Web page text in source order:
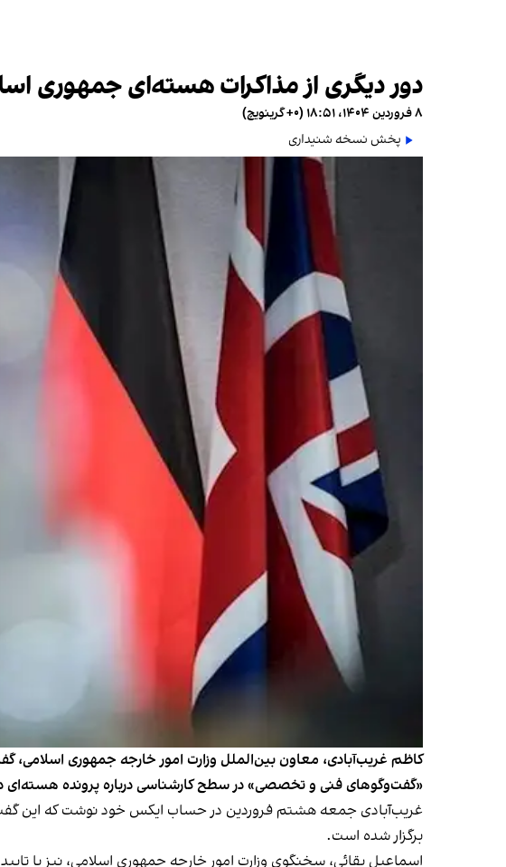
دور دیگری از مذاکرات هسته‌ای جمهوری
۸ فروردین ۱۴۰۴، ۱۸:۵۱ (‎+۰ گرینویچ)
پخش نسخه شنیداری
کاظم غریب‌آبادی، معاون بین‌الملل وزارت امور خارجه جمهوری
«گفت‌وگوهای فنی و تخصصی» در سطح کارشناسی درباره پرونده هسته‌ای در
غریب‌آبادی جمعه هشتم فروردین در حساب ایکس خود نوشت که این
برگزار شده است.
اسماعیل بقائی، سخنگوی وزارت امور خارجه جمهوری اسلامی، نیز با